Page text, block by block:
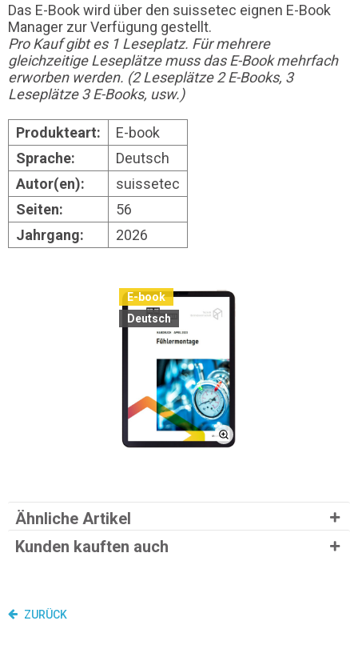
Das E-Book wird über den suissetec eignen E-Book
Manager zur Verfügung gestellt.
Pro Kauf gibt es 1 Leseplatz. Für mehrere
gleichzeitige Leseplätze muss das E-Book mehrfach
erworben werden. (2 Leseplätze 2 E-Books, 3
Leseplätze 3 E-Books, usw.)
Produkteart:
E-book
Sprache:
Deutsch
Autor(en):
suissetec
Seiten:
56
Jahrgang:
2026
E-book
Deutsch
Ähnliche Artikel
Kunden kauften auch
ZURÜCK